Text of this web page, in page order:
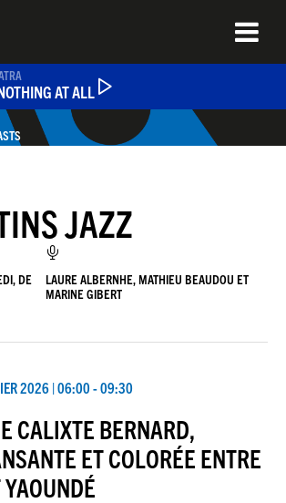
TITRE ?
JOUR
AT ALL
JAZZ
DE
LAURE ALBERNHE, MATHIEU BEAUDOU ET
MARINE GIBERT
2026 | 06:00 - 09:30
CALIXTE BERNARD,
ET COLORÉE ENTRE